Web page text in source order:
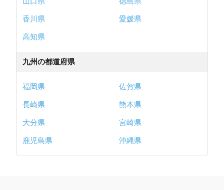
香川県
愛媛県
高知県
九州の都道府県
福岡県
佐賀県
長崎県
熊本県
大分県
宮崎県
鹿児島県
沖縄県